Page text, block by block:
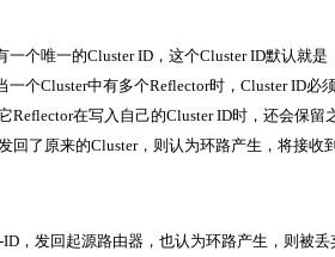
个唯一的Cluster ID，这个Cluster ID默认就是
个Cluster中有多个Reflector时，Cluster ID必
Reflector在写入自己的Cluster ID时，还会保留
回了原来的Cluster，则认为环路产生，将接收
，发回起源路由器，也认为环路产生，则被丢